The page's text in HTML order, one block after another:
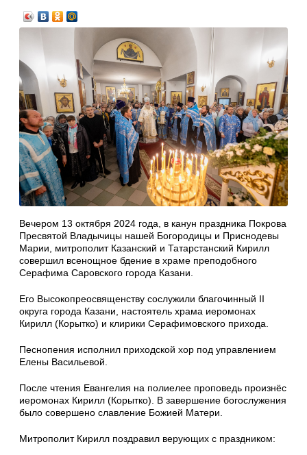
Вечером 13 октября 2024 года, в канун праздника Покрова
Пресвятой Владычицы нашей Богородицы и Приснодевы
Марии, митрополит Казанский и Татарстанский Кирилл
совершил всенощное бдение в храме преподобного
Серафима Саровского города Казани.
Его Высокопреосвященству сослужили благочинный II
округа города Казани, настоятель храма иеромонах
Кирилл (Корытко) и клирики Серафимовского прихода.
Песнопения исполнил приходской хор под управлением
Елены Васильевой.
После чтения Евангелия на полиелее проповедь произнёс
иеромонах Кирилл (Корытко). В завершение богослужения
было совершено славление Божией Матери.
Митрополит Кирилл поздравил верующих с праздником: